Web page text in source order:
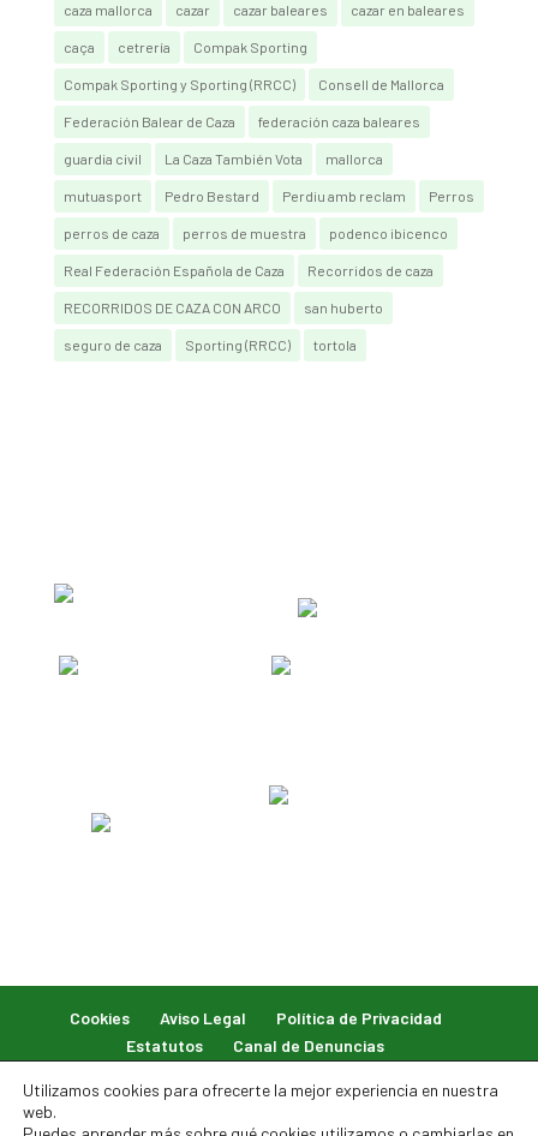
caza mallorca cazar cazar baleares cazar en baleares
caça cetrería Compak Sporting
Compak Sporting y Sporting (RRCC) Consell de Mallorca
Federación Balear de Caza federación caza baleares
guardia civil La Caza También Vota mallorca
mutuasport Pedro Bestard Perdiu amb reclam Perros
perros de caza perros de muestra podenco ibicenco
Real Federación Española de Caza Recorridos de caza
RECORRIDOS DE CAZA CON ARCO san huberto
seguro de caza Sporting (RRCC) tortola
Cookies Aviso Legal
Política de Privacidad
Estatutos
Canal de Denuncias
Utilizamos cookies para ofrecerte la mejor experiencia en nuestra
web.